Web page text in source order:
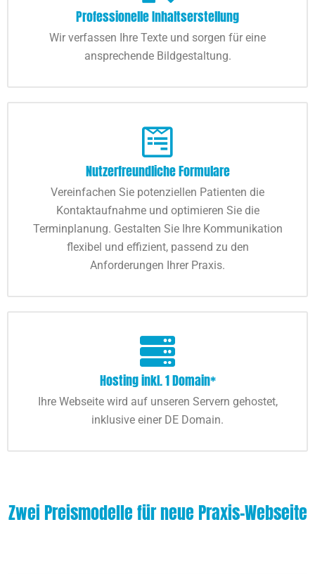
Professionelle Inhaltserstellung
Wir verfassen Ihre Texte und sorgen für eine
ansprechende Bildgestaltung.
Nutzerfreundliche Formulare
Vereinfachen Sie potenziellen Patienten die
Kontaktaufnahme und optimieren Sie die
Terminplanung. Gestalten Sie Ihre Kommunikation
flexibel und effizient, passend zu den
Anforderungen Ihrer Praxis.
Hosting inkl. 1 Domain*
Ihre Webseite wird auf unseren Servern gehostet,
inklusive einer DE Domain.
Zwei Preismodelle für neue Praxis-Webseite